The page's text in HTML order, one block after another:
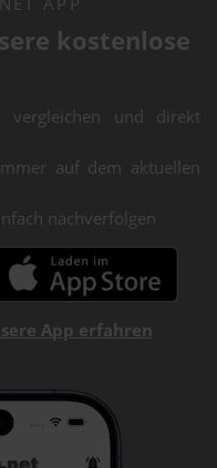
kostenlose
vergleichen und direkt
auf dem aktuellen
nachverfolgen
App erfahren